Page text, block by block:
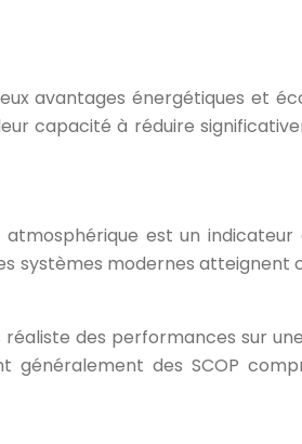
avantages énergétiques et
capacité à réduire
est un
systèmes modernes atteignent
des performances sur
généralement des SCOP